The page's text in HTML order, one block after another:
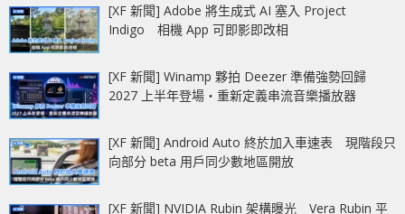
[XF 新聞] Adobe 將生成式 AI 塞入 Project
Indigo 相機 App 可即影即改相
[XF 新聞] Winamp 夥拍 Deezer 準備強勢回歸
2027 上半年登場‧重新定義串流音樂播放器
[XF 新聞] Android Auto 終於加入車速表 現階段只
向部分 beta 用戶同少數地區開放
[XF 新聞] NVIDIA Rubin 架構曝光 Vera Rubin 平